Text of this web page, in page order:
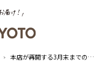
本店が再開する3月末までのお楽しみ[中村軒 北野茶店]